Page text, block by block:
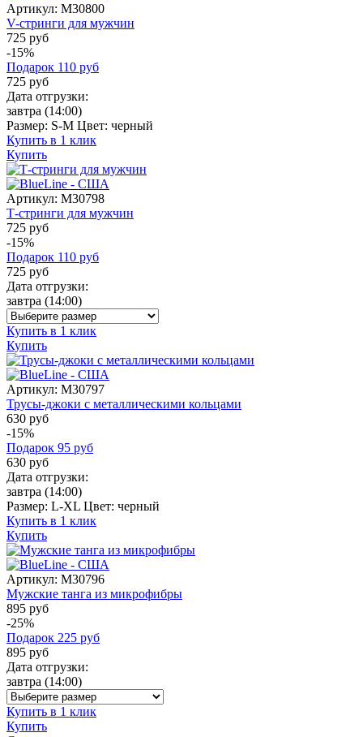
Артикул: M30800
V-стринги для мужчин
725 руб
-15%
Подарок 110 руб
725 руб
Дата отгрузки:
завтра (14:00)
Размер: S-M Цвет: черный
Купить в 1 клик
Купить
Артикул: M30798
Т-стринги для мужчин
725 руб
-15%
Подарок 110 руб
725 руб
Дата отгрузки:
завтра (14:00)
Купить в 1 клик
Купить
Артикул: M30797
Трусы-джоки с металлическими кольцами
630 руб
-15%
Подарок 95 руб
630 руб
Дата отгрузки:
завтра (14:00)
Размер: L-XL Цвет: черный
Купить в 1 клик
Купить
Артикул: M30796
Мужские танга из микрофибры
895 руб
-25%
Подарок 225 руб
895 руб
Дата отгрузки:
завтра (14:00)
Купить в 1 клик
Купить